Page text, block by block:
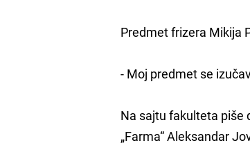
Predmet frizera Mikija
- Moj predmet se
Na sajtu fakulteta piše
„Farma“ Aleksandar